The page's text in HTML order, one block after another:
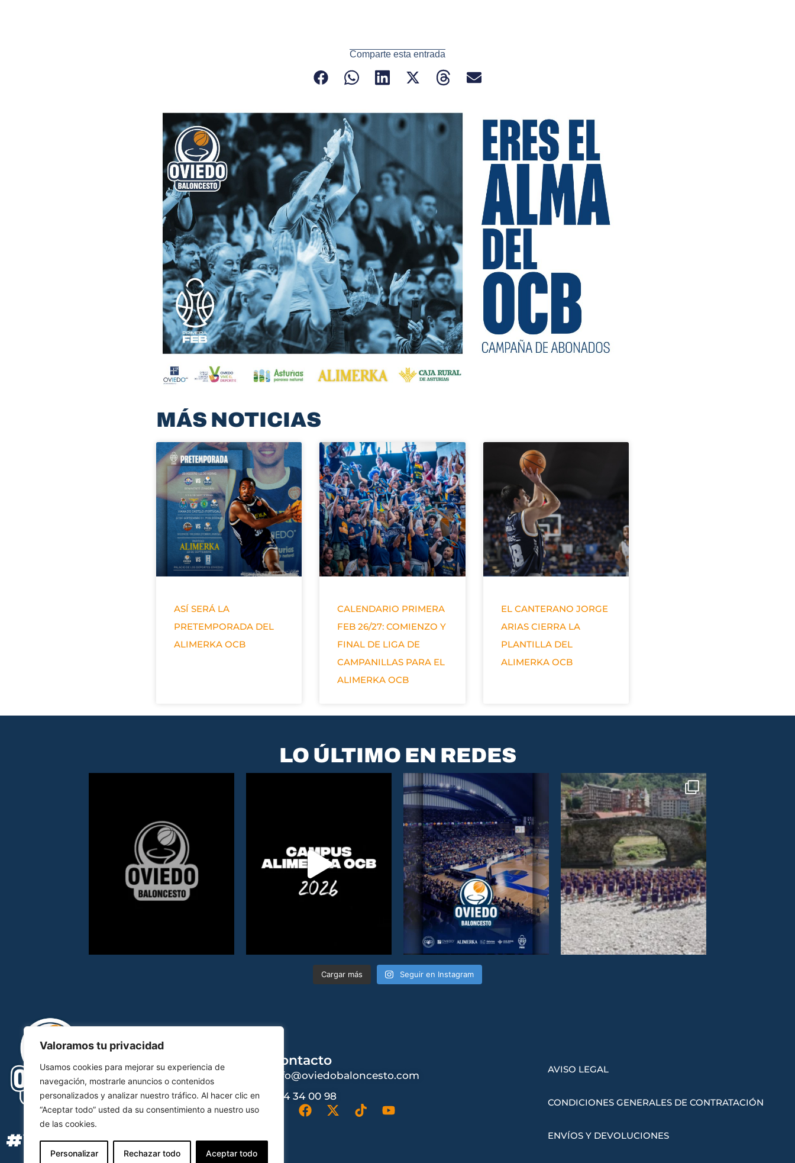
Valoramos tu privacidad
Usamos cookies para mejorar su experiencia de
navegación, mostrarle anuncios o contenidos
personalizados y analizar nuestro tráfico. Al hacer clic en
“Aceptar todo” usted da su consentimiento a nuestro uso
de las cookies.
Personalizar Rechazar todo Aceptar todo
Comparte esta entrada
MÁS NOTICIAS
ASÍ SERÁ LA
PRETEMPORADA DEL
ALIMERKA OCB
CALENDARIO PRIMERA
FEB 26/27: COMIENZO Y
FINAL DE LIGA DE
CAMPANILLAS PARA EL
ALIMERKA OCB
EL CANTERANO JORGE
ARIAS CIERRA LA
PLANTILLA DEL
ALIMERKA OCB
LO ÚLTIMO EN REDES
Cargar más Seguir en Instagram
#YOSOYOCB
Contacto
info@oviedobaloncesto.com
984 34 00 98
AVISO LEGAL
CONDICIONES GENERALES DE CONTRATACIÓN
ENVÍOS Y DEVOLUCIONES